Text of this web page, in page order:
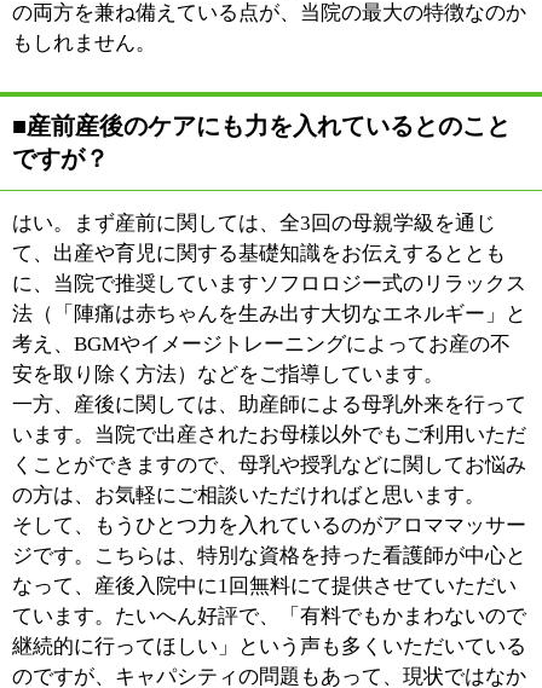
TEL : 03-3607-1519
最寄駅 : 金町駅
WEB : http://www.masudasanfujinka.jp/
診療時間 :
9：00～11：30 13：00～15：30
※18：00～18：50（平日の月曜・水曜・金曜
のみ）
駐車場 : 有
このページの先頭へ
江戸川区時間 江東区時間 墨田区時間
表示：PC |モバイル
© 2013 art blue Inc.